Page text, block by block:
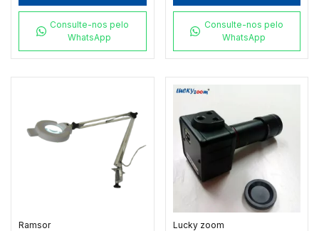
Consulte-nos pelo
WhatsApp
Consulte-nos pelo
WhatsApp
Ramsor Lucky zoom